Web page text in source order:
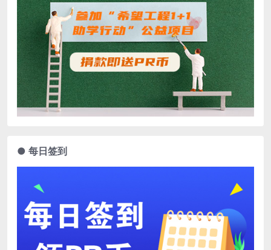
● 每日签到